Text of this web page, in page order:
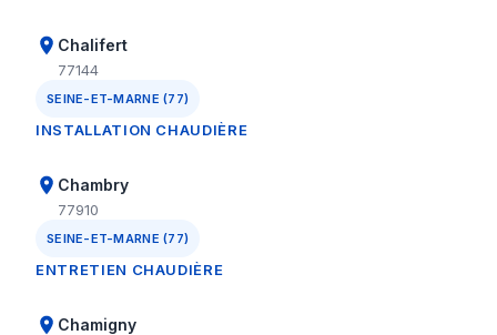
Chalifert
77144
SEINE-ET-MARNE (77)
INSTALLATION CHAUDIÈRE
Chambry
77910
SEINE-ET-MARNE (77)
ENTRETIEN CHAUDIÈRE
Chamigny